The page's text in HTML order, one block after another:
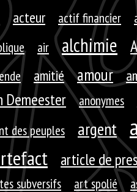
acteur actif financier
air alchimie
amitié amour
Demeester anonymes
des peuples
argent
article de
subversifs art spolié